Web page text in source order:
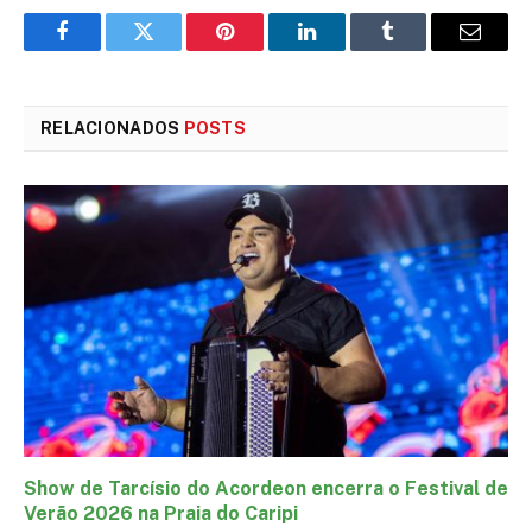
FacebookTwitter Pinterest LinkedInTumblr
E-
RELACIONADOS POSTS
Show de Tarcísio do Acordeon encerra o Festival de
Verão 2026 na Praia do Caripi